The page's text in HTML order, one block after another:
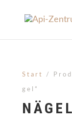
Start /
gel“
NÄGEL